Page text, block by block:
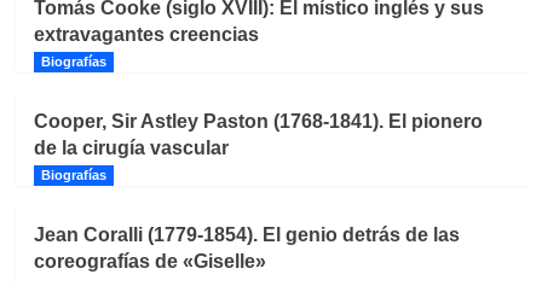
Tomás Cooke (siglo XVIII): El místico inglés y sus
extravagantes creencias
Biografías
Cooper, Sir Astley Paston (1768-1841). El pionero
de la cirugía vascular
Biografías
Jean Coralli (1779-1854). El genio detrás de las
coreografías de «Giselle»